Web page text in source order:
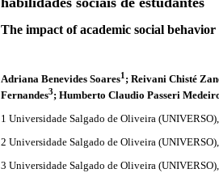
The impact of academic social behavior
Adriana Benevides Soares1 ; Reivani Chisté
Fernandes3; Humberto Claudio Passeri
1 Universidade Salgado de Oliveira
2 Universidade Salgado de Oliveira
3 Universidade Salgado de Oliveira